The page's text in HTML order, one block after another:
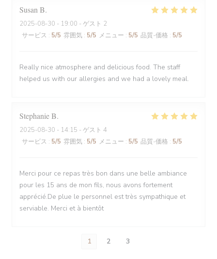
Susan B
2025-08-30 - 19:00 - ゲスト 2
サービス : 5/5 雰囲気 : 5/5 メニュー : 5/5 品質-価格 : 5/5
Really nice atmosphere and delicious food. The staff
helped us with our allergies and we had a lovely meal.
StephanieB
2025-08-30 - 14:15 - ゲスト 4
サービス : 5/5 雰囲気 : 5/5 メニュー : 5/5 品質-価格 : 5/5
Merci pour ce repas très bon dans une belle ambiance
pour les 15 ans de mon fils, nous avons fortement
apprécié.De plue le personnel est très sympathique et
serviable. Merci et à bientôt
1 2 3